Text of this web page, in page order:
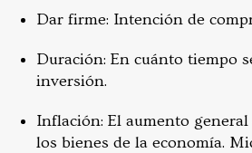
Dar firme: Intención de
Duración: En cuánto tiempo
inversión.
Inflación: El aumento
los bienes de la economía.